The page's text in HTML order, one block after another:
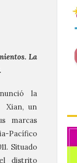
La
la
Xian, un
marcas
Pacífico
Situado
distrito